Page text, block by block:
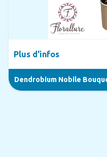
Dendrobium Nobile
Plus d'infos